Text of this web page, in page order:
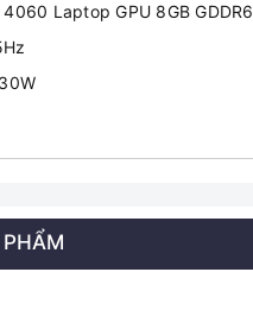
Laptop GPU 8GB GDDR6